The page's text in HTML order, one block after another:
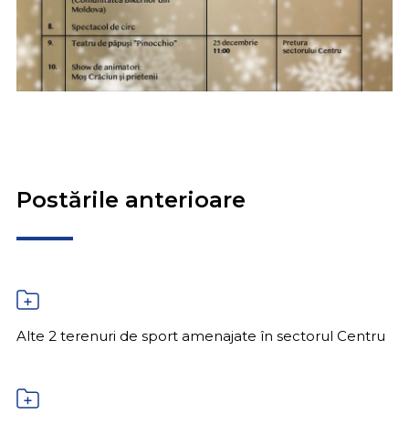
Postările anterioare
Alte 2 terenuri de sport amenajate în sectorul Centru